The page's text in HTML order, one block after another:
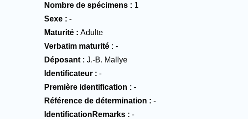
Nombre de spécimens
1
Sexe
-
Maturité
Adulte
Verbatim maturité
-
Déposant
J.-B. Mallye
Identificateur
-
Première identification
-
Référence de détermination
-
IdentificationRemarks
-